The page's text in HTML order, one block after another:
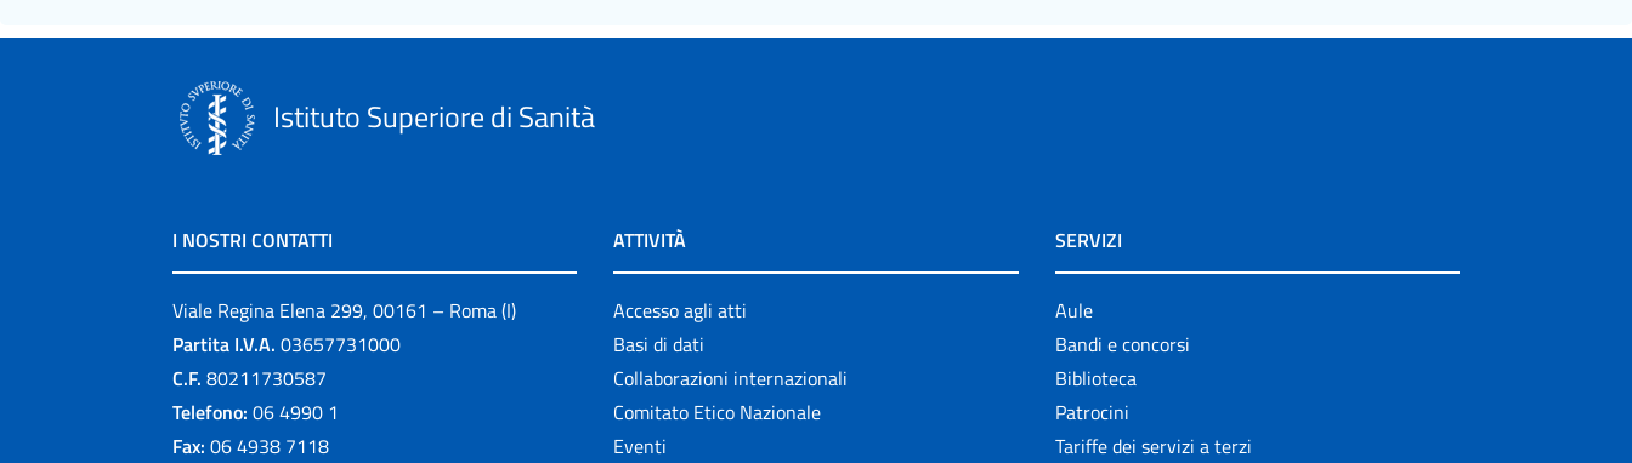
Istituto Superiore di Sanità
I NOSTRI CONTATTI
Viale Regina Elena 299, 00161 – Roma (I)
Partita I.V.A. 03657731000
C.F. 80211730587
Telefono: 06 4990 1
Fax: 06 4938 7118
ATTIVITÀ
Accesso agli atti
Basi di dati
Collaborazioni internazionali
Comitato Etico Nazionale
Eventi
SERVIZI
Aule
Bandi e concorsi
Biblioteca
Patrocini
Tariffe dei servizi a terzi